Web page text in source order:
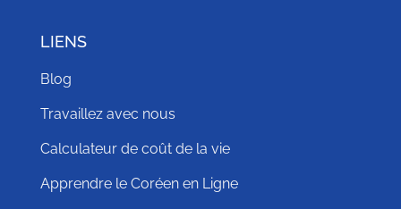
LIENS
Blog
Travaillez avec nous
Calculateur de coût de la vie
Apprendre le Coréen en Ligne